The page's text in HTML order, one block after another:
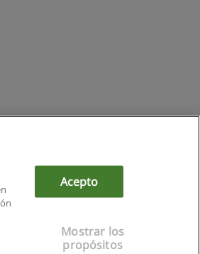
Acepto
Mostrar los
propósitos